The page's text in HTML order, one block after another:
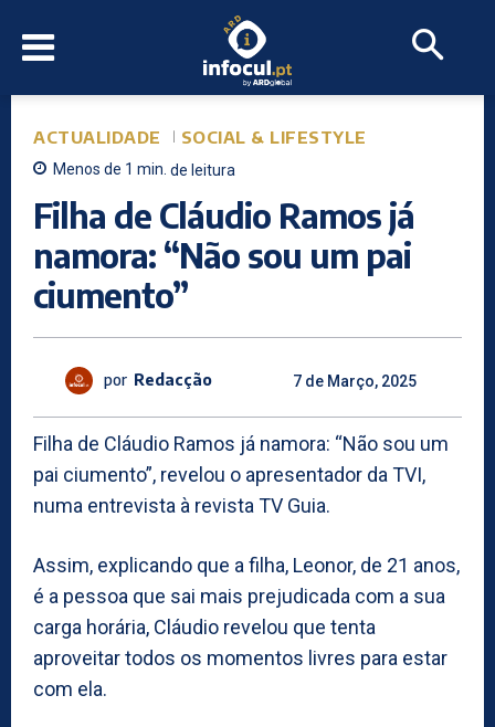
ACTUALIDADE SOCIAL & LIFESTYLE
Menos de 1 min. de leitura
Filha de Cláudio Ramos já
namora: “Não sou um pai
ciumento”
por Redacção 7 de Março, 2025
Filha de Cláudio Ramos já namora: “Não sou um
pai ciumento”, revelou o apresentador da TVI,
numa entrevista à revista TV Guia.
Assim, explicando que a filha, Leonor, de 21 anos,
é a pessoa que sai mais prejudicada com a sua
carga horária, Cláudio revelou que tenta
aproveitar todos os momentos livres para estar
com ela.